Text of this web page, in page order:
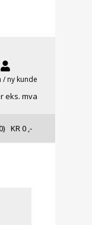
/ ny kunde
eks. mva
KR0,-